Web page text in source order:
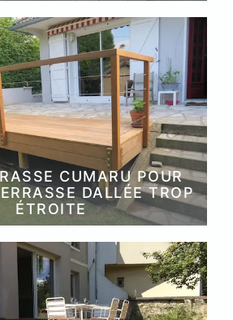
CUMARU POUR
DALLÉE TROP
ÉTROITE